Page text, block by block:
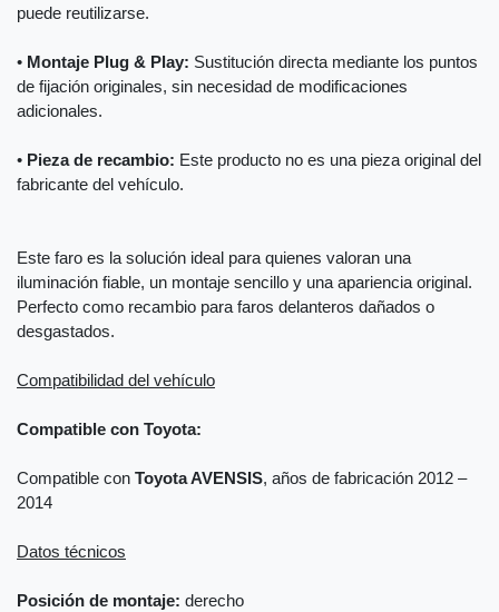
puede reutilizarse.
• Montaje Plug & Play: Sustitución directa mediante los puntos
de fijación originales, sin necesidad de modificaciones
adicionales.
• Pieza de recambio: Este producto no es una pieza original del
fabricante del vehículo.
Este faro es la solución ideal para quienes valoran una
iluminación fiable, un montaje sencillo y una apariencia original.
Perfecto como recambio para faros delanteros dañados o
desgastados.
Compatibilidad del vehículo
Compatible con Toyota:
Compatible con Toyota AVENSIS, años de fabricación 2012 –
2014
Datos técnicos
Posición de montaje: derecho